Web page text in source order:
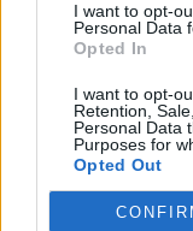
I want to opt-
Personal Data
Opted In
I want to opt-
Retention,
Personal Data
Purposes for
Opted Out
Metlen: Ρεκόρ EBITDA
κέρδη 313 εκατ. ευρώ
Χρηματοδότηση 8
σε 843 μέσα
Ξεκίνησε το πενταετές
πρόγραμμα ενίσχυσης